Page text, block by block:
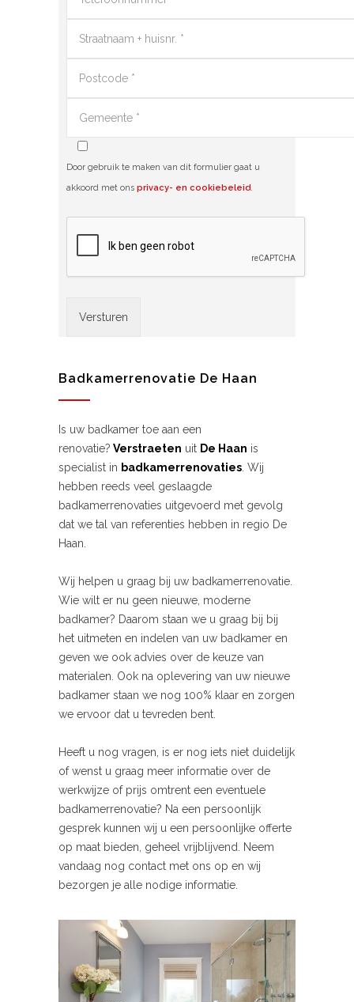
Door gebruik te maken van dit formulier gaat u
akkoord met ons privacy- en cookiebeleid.
Badkamerrenovatie De Haan
Is uw badkamer toe aan een
renovatie? Verstraeten uit De Haan is
specialist in badkamerrenovaties . Wij
hebben reeds veel geslaagde
badkamerrenovaties uitgevoerd met gevolg
dat we tal van referenties hebben in regio De
Haan.
Wij helpen u graag bij uw badkamerrenovatie.
Wie wilt er nu geen nieuwe, moderne
badkamer? Daarom staan we u graag bij bij
het uitmeten en indelen van uw badkamer en
geven we ook advies over de keuze van
materialen. Ook na oplevering van uw nieuwe
badkamer staan we nog 100% klaar en zorgen
we ervoor dat u tevreden bent.
Heeft u nog vragen, is er nog iets niet duidelijk
of wenst u graag meer informatie over de
werkwijze of prijs omtrent een eventuele
badkamerrenovatie? Na een persoonlijk
gesprek kunnen wij u een persoonlijke offerte
op maat bieden, geheel vrijblijvend. Neem
vandaag nog contact met ons op en wij
bezorgen je alle nodige informatie.